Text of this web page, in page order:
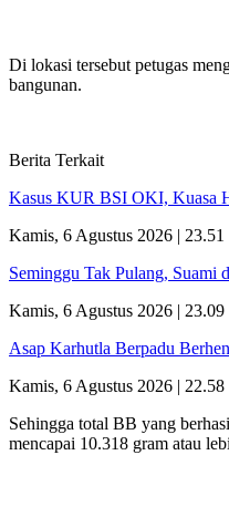
Di lokasi tersebut petugas
bangunan.
Berita Terkait
Kasus KUR BSI OKI, Kuasa
Kamis, 6 Agustus 2026 | 23.51
Seminggu Tak Pulang,
Kamis, 6 Agustus 2026 | 23.09
Asap Karhutla Berpadu
Kamis, 6 Agustus 2026 | 22.58
Sehingga total BB yang
mencapai 10.318 gram atau